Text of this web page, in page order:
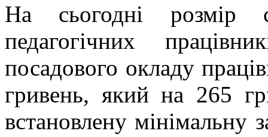
На сьогодні розмір
педагогічних
посадового окладу
гривень, який на 265
встановлену мінімальну